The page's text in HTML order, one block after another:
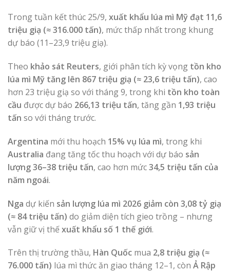
Trong tuần kết thúc 25/9, xuất khẩu lúa mì Mỹ đạt 11,6
triệu giạ (≈ 316.000 tấn), mức thấp nhất trong khung
dự báo (11–23,9 triệu giạ).
Theo khảo sát Reuters, giới phân tích kỳ vọng tồn kho
lúa mì Mỹ tăng lên 867 triệu giạ (≈ 23,6 triệu tấn), cao
hơn 23 triệu giạ so với tháng 9, trong khi tồn kho toàn
cầu được dự báo 266,13 triệu tấn, tăng gần 1,93 triệu
tấn so với tháng trước.
Argentina mới thu hoạch 15% vụ lúa mì, trong khi
Australia đang tăng tốc thu hoạch với dự báo sản
lượng 36–38 triệu tấn, cao hơn mức34,5 triệu tấn của
năm ngoái.
Nga dự kiến sản lượng lúa mì 2026 giảm còn 3,08 tỷ giạ
(≈ 84 triệu tấn) do giảm diện tích gieo trồng – nhưng
vẫn giữ vị thếxuất khẩu số 1 thế giới.
Trên thị trường thầu, Hàn Quốc mua 2,8 triệu giạ (≈
76.000 tấn) lúa mì thức ăn giao tháng 12–1, còn Ả Rập